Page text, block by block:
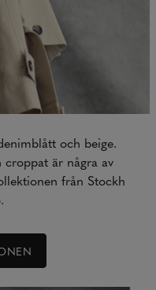
och beige.
är några av
från Stockh